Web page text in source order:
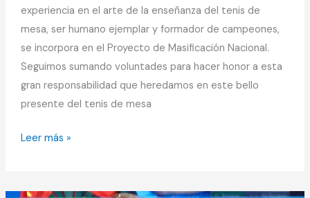
experiencia en el arte de la enseñanza del tenis de
mesa, ser humano ejemplar y formador de campeones,
se incorpora en el Proyecto de Masificación Nacional.
Seguimos sumando voluntades para hacer honor a esta
gran responsabilidad que heredamos en este bello
presente del tenis de mesa
Leer más »